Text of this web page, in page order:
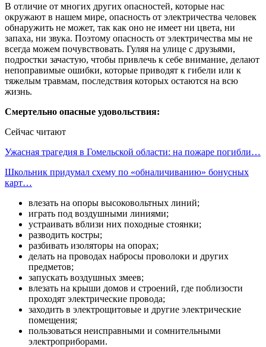
В отличие от многих других опасностей, которые нас
окружают в нашем мире, опасность от электричества человек
обнаружить не может, так как оно не имеет ни цвета, ни
запаха, ни звука. Поэтому опасность от электричества мы не
всегда можем почувствовать. Гуляя на улице с друзьями,
подростки зачастую, чтобы привлечь к себе внимание, делают
непоправимые ошибки, которые приводят к гибели или к
тяжелым травмам, последствия которых остаются на всю
жизнь.
Смертельно опасные удовольствия:
Сейчас читают
Ужасная трагедия в Гомельской области: на пожаре погибли…
Школьник придумал схему по «обналичиванию» бонусных
карт…
влезать на опоры высоковольтных линий;
играть под воздушными линиями;
устраивать вблизи них походные стоянки;
разводить костры;
разбивать изоляторы на опорах;
делать на проводах набросы проволоки и других
предметов;
запускать воздушных змеев;
влезать на крыши домов и строений, где поблизости
проходят электрические провода;
заходить в электрощитовые и другие электрические
помещения;
пользоваться неисправными и сомнительными
электроприборами.